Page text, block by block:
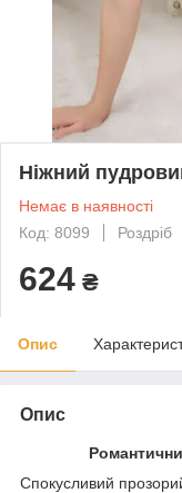
Ніжний
Немає в наявності
Код: 8099
Роздріб
624 ₴
Опис
Опис
Спокусливий